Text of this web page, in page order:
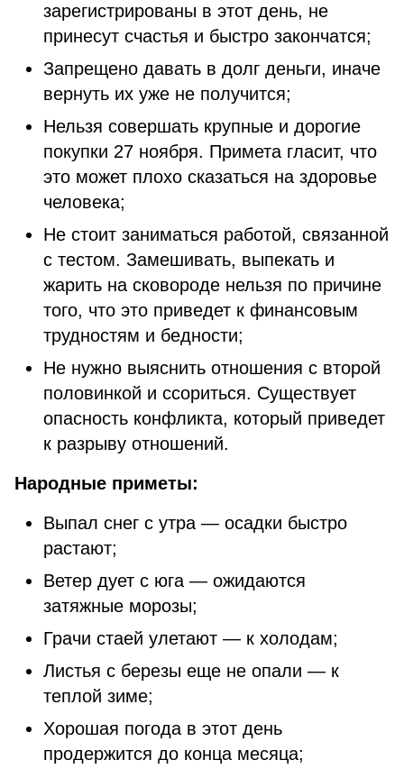
зарегистрированы в этот день, не
принесут счастья и быстро закончатся;
Запрещено давать в долг деньги, иначе
вернуть их уже не получится;
Нельзя совершать крупные и дорогие
покупки 27 ноября. Примета гласит, что
это может плохо сказаться на здоровье
человека;
Не стоит заниматься работой, связанной
с тестом. Замешивать, выпекать и
жарить на сковороде нельзя по причине
того, что это приведет к финансовым
трудностям и бедности;
Не нужно выяснить отношения с второй
половинкой и ссориться. Существует
опасность конфликта, который приведет
к разрыву отношений.
Народные приметы:
Выпал снег с утра — осадки быстро
растают;
Ветер дует с юга — ожидаются
затяжные морозы;
Грачи стаей улетают — к холодам;
Листья с березы еще не опали — к
теплой зиме;
Хорошая погода в этот день
продержится до конца месяца;